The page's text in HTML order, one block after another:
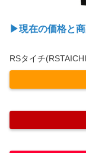
▶現在の価格と
RSタイチ